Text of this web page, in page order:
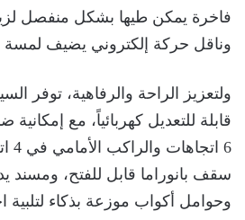
فاخرة يمكن طيها بشكل منفصل
وناقل حركة إلكتروني يضيف
ولتعزيز الراحة والرفاهية، توفر
قابلة للتعديل كهربائياً، مع
6
سقف بانوراما قابل للفتح، ومسند
وحوامل أكواب موزعة بذكاء لتلبية